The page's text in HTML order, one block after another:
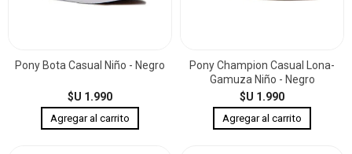
Pony Bota Casual Niño - Negro
$U 1.990
Pony Champion Casual Lona-
Gamuza Niño - Negro
$U 1.990